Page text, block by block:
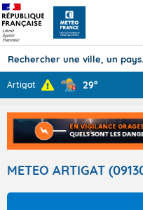
TOUS
Artigat 29°
METEO ARTIGAT